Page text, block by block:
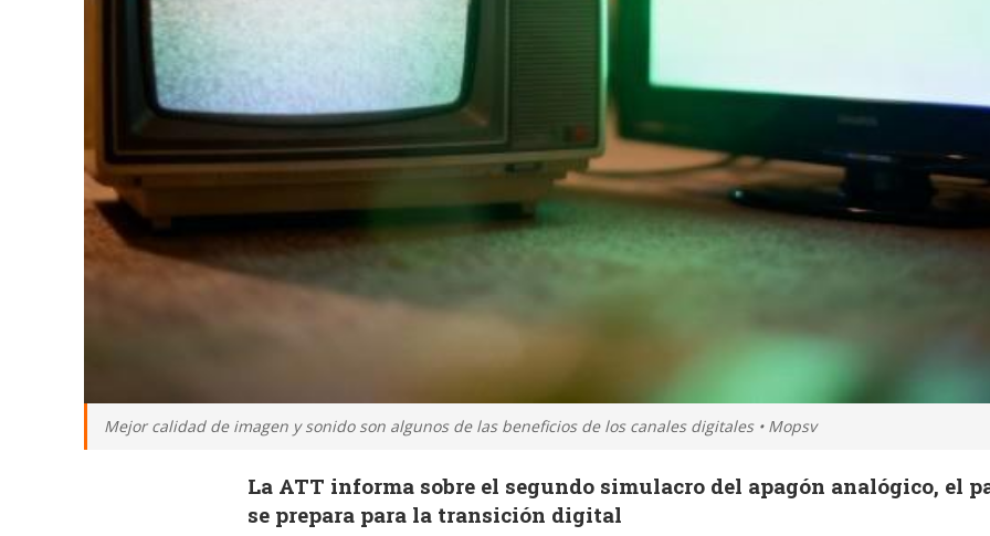
Mejor calidad de imagen y sonido son algunos de las beneficios de los canales digitales • Mopsv
La ATT informa sobre el segundo simulacro del apagón analógico, el
se prepara para la transición digital